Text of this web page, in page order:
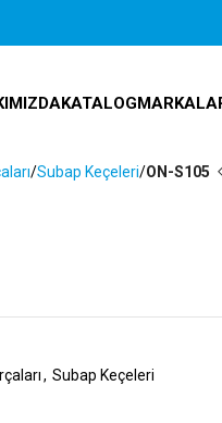
KATALOG
Subap Keçeleri ON-S105
, Subap Keçeleri